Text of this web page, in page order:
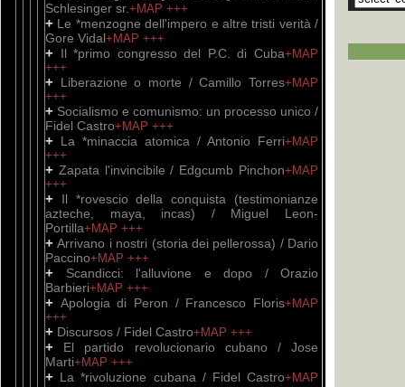
Schlesinger sr. +MAP +++
+ Le *menzogne dell'impero e altre tristi verità /
Gore Vidal+MAP +++
+ Il *primo congresso del P.C. di Cuba+MAP
+++
+ Liberazione o morte / Camillo Torres+MAP
+++
+ Socialismo e comunismo: un processo unico /
Fidel Castro+MAP +++
+ La *minaccia atomica / Antonio Ferri+MAP
+++
+ Zapata l'invincibile / Edgcumb Pinchon+MAP
+++
+
Il *rovescio della conquista (testimonianze
azteche, maya, incas) / Miguel Leon-
Portilla+MAP +++
+Arrivano i nostri (storia dei pellerossa) / Dario
Paccino+MAP +++
+
Scandicci: l'alluvione e dopo / Orazio
Barbieri+MAP +++
+ Apologia di Peron / Francesco Floris+MAP
+++
+ Discursos / Fidel Castro+MAP +++
+ El partido revolucionario cubano / Jose
Marti+MAP +++
+ La *rivoluzione cubana / Fidel Castro+MAP